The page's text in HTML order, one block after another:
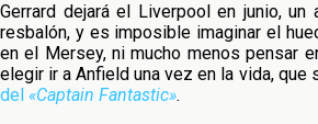
Gerrard dejará el Liverpool en junio, un
resbalón, y es imposible imaginar el
en el Mersey, ni mucho menos pensar
elegir ir a Anfield una vez en la vida, que
del «Captain Fantastic».